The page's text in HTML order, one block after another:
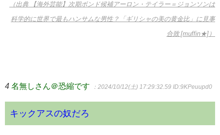
（出典 【海外芸能】次期ボンド候補アーロン・テイラー＝ジョンソンは
科学的に世界で最もハンサムな男性？「ギリシャの美の黄金比」に見事
合致 [muffin★]）
4 名無しさん＠恐縮です ：2024/10/12(土) 17:29:32.59 ID:9KPeuupd0
キックアスの奴だろ